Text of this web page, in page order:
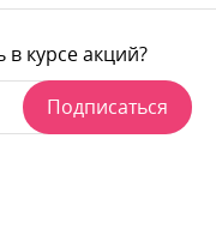
в курсе акций?
Подписаться